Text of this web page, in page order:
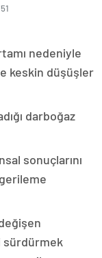
nedeniyle
keskin düşüşler
darboğaz
sonuçlarını
sürdürmek